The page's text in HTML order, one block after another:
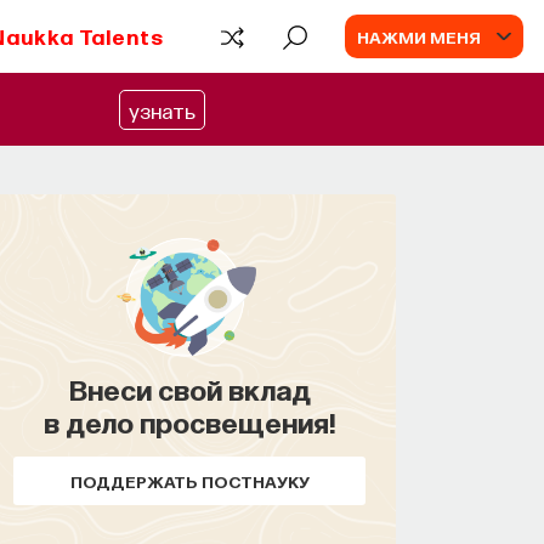
Talents НАЖМИ МЕНЯ
узнать
Внеси свой вклад
в дело просвещения!
ПОДДЕРЖАТЬ ПОСТНАУКУ
Наука сна: как управлять
своим сном